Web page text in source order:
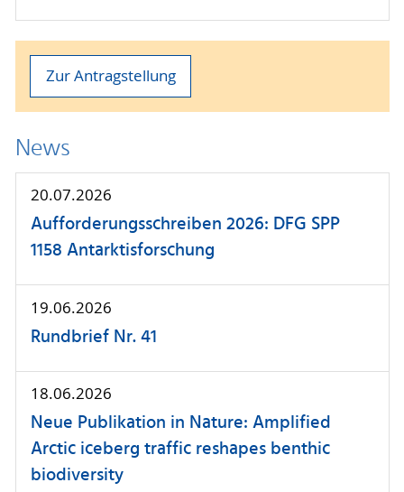
Zur Antragstellung
News
20.07.2026
Aufforderungsschreiben 2026: DFG SPP
1158 Antarktisforschung
19.06.2026
Rundbrief Nr. 41
18.06.2026
Neue Publikation in Nature: Amplified
Arctic iceberg traffic reshapes benthic
biodiversity